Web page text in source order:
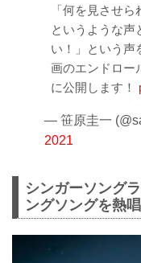
「何を見させら
というような声
い！」という声
画のエンドロー
に公開します！
— 笹原圭一
2021
シンガーソング
ングソングを熱唱